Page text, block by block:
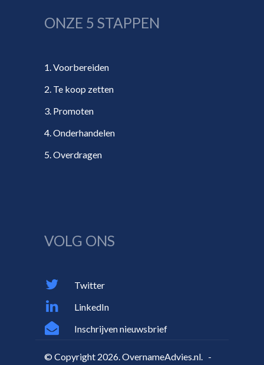
ONZE 5 STAPPEN
1. Voorbereiden
2. Te koop zetten
3. Promoten
4. Onderhandelen
5. Overdragen
VOLG ONS
Twitter
LinkedIn
Inschrijven nieuwsbrief
© Copyright 2026. OvernameAdvies.nl. -